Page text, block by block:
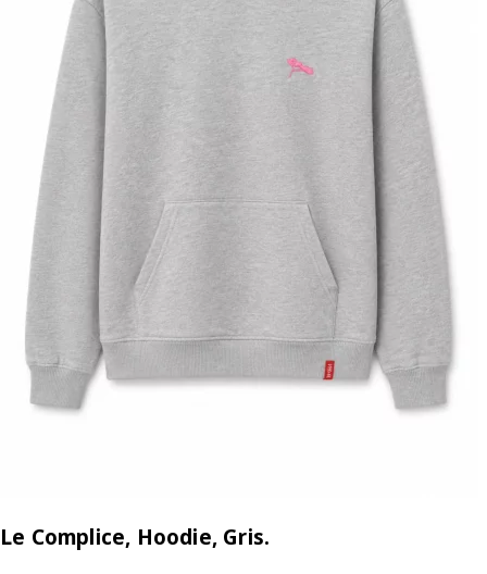
Le Complice, Hoodie, Gris.